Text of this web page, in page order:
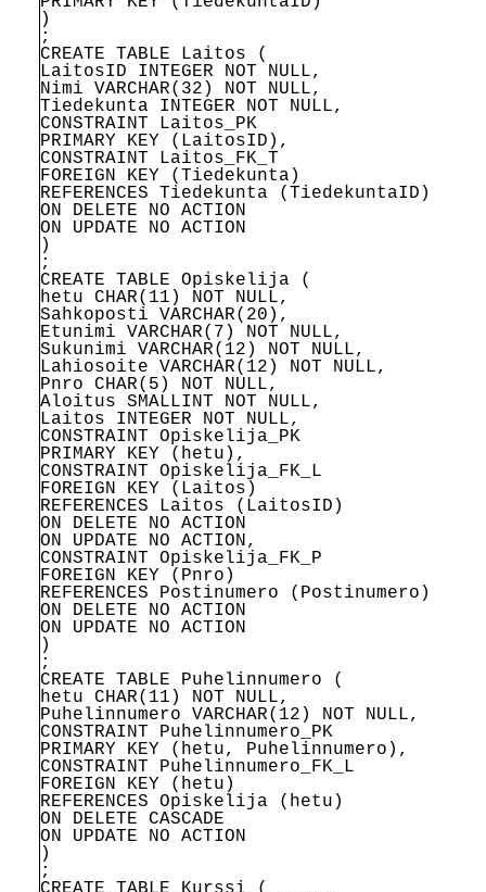
)
;
CREATE TABLE Laitos (
LaitosID INTEGER NOT NULL,
Nimi VARCHAR(32) NOT NULL,
Tiedekunta INTEGER NOT NULL,
CONSTRAINT Laitos_PK
PRIMARY KEY (LaitosID),
CONSTRAINT Laitos_FK_T
FOREIGN KEY (Tiedekunta)
REFERENCES Tiedekunta (TiedekuntaID)
ON DELETE NO ACTION
ON UPDATE NO ACTION
)
;
CREATE TABLE Opiskelija (
hetu CHAR(11) NOT NULL,
Sahkoposti VARCHAR(20),
Etunimi VARCHAR(7) NOT NULL,
Sukunimi VARCHAR(12) NOT NULL,
Lahiosoite VARCHAR(12) NOT NULL,
Pnro CHAR(5) NOT NULL,
Aloitus SMALLINT NOT NULL,
Laitos INTEGER NOT NULL,
CONSTRAINT Opiskelija_PK
PRIMARY KEY (hetu),
CONSTRAINT Opiskelija_FK_L
FOREIGN KEY (Laitos)
REFERENCES Laitos (LaitosID)
ON DELETE NO ACTION
ON UPDATE NO ACTION,
CONSTRAINT Opiskelija_FK_P
FOREIGN KEY (Pnro)
REFERENCES Postinumero (Postinumero)
ON DELETE NO ACTION
ON UPDATE NO ACTION
)
;
CREATE TABLE Puhelinnumero (
hetu CHAR(11) NOT NULL,
Puhelinnumero VARCHAR(12) NOT NULL,
CONSTRAINT Puhelinnumero_PK
PRIMARY KEY (hetu, Puhelinnumero),
CONSTRAINT Puhelinnumero_FK_L
FOREIGN KEY (hetu)
REFERENCES Opiskelija (hetu)
ON DELETE CASCADE
ON UPDATE NO ACTION
)
;